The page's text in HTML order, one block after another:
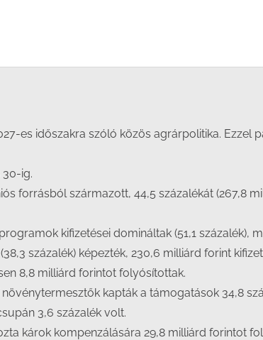
es időszakra szóló közös agrárpolitika. Ezzel
ig.
forrásból származott, 44,5 százalékát (267,8
kifizetései domináltak (51,1 százalék),
százalék) képezték, 230,6 milliárd forint
8,8 milliárd forintot folyósítottak.
kapták a támogatások 34,8
3,6 százalék volt.
károk kompenzálására 29,8 milliárd forintot